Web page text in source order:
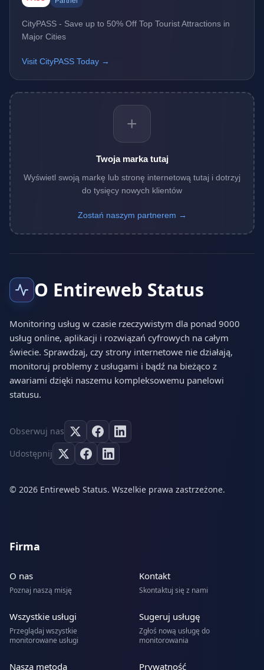
CityPASS - Save up to 50% Off Top Tourist Attractions in
Major Cities
Visit CityPASS Today →
+
Twoja marka tutaj
Wyświetl swoją markę lub stronę internetową tutaj i dotrzyj
do tysięcy nowych klientów
Zostań naszym partnerem →
O Entireweb Status
Monitoring usług w czasie rzeczywistym dla ponad 9000
usług online, aplikacji i rozwiązań cyfrowych na całym
świecie. Sprawdzaj, czy strony internetowe nie działają,
monitoruj problemy z usługami i bądź na bieżąco z
awariami dzięki naszemu kompleksowemu panelowi
statusu.
Obserwuj nas
Udostępnij
© 2026 Entireweb Status. Wszelkie prawa zastrzeżone.
Firma
O nas
Poznaj naszą misję
Kontakt
Skontaktuj się z nami
Wszystkie usługi
Przeglądaj wszystkie
monitorowane usługi
Sugeruj usługę
Zgłoś nową usługę do
monitorowania
Nasza metoda Prywatność